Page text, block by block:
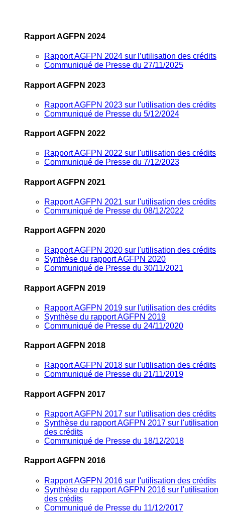
Rapport AGFPN 2024
Rapport AGFPN 2024 sur l’utilisation des crédits
Communiqué de Presse du 27/11/2025
Rapport AGFPN 2023
Rapport AGFPN 2023 sur l'utilisation des crédits
Communiqué de Presse du 5/12/2024
Rapport AGFPN 2022
Rapport AGFPN 2022 sur l'utilisation des crédits
Communiqué de Presse du 7/12/2023
Rapport AGFPN 2021
Rapport AGFPN 2021 sur l'utilisation des crédits
Communiqué de Presse du 08/12/2022
Rapport AGFPN 2020
Rapport AGFPN 2020 sur l'utilisation des crédits
Synthèse du rapport AGFPN 2020
Communiqué de Presse du 30/11/2021
Rapport AGFPN 2019
Rapport AGFPN 2019 sur l'utilisation des crédits
Synthèse du rapport AGFPN 2019
Communiqué de Presse du 24/11/2020
Rapport AGFPN 2018
Rapport AGFPN 2018 sur l'utilisation des crédits
Communiqué de Presse du 21/11/2019
Rapport AGFPN 2017
Rapport AGFPN 2017 sur l'utilisation des crédits
Synthèse du rapport AGFPN 2017 sur l'utilisation
des crédits
Communiqué de Presse du 18/12/2018
Rapport AGFPN 2016
Rapport AGFPN 2016 sur l'utilisation des crédits
Synthèse du rapport AGFPN 2016 sur l'utilisation
des crédits
Communiqué de Presse du 11/12/2017